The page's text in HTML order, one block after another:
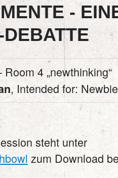
-
Room 4 „newthinking“
, Intended for:
steht unter
zum Download